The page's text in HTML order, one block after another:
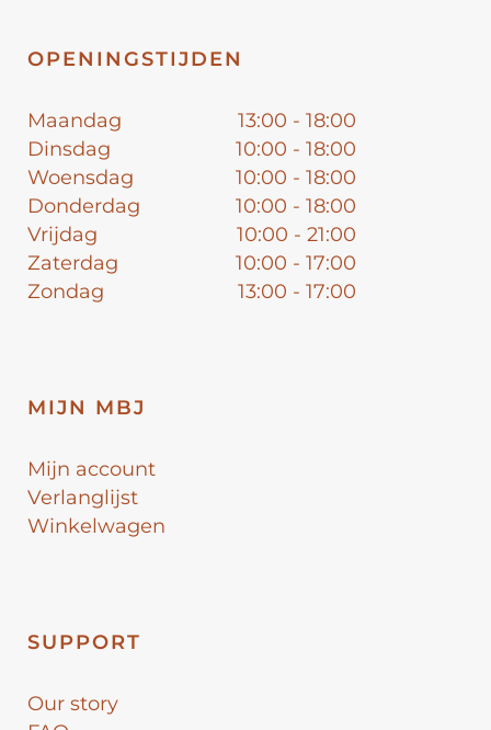
OPENINGSTIJDEN
Maandag
13:00 - 18:00
Dinsdag
10:00 - 18:00
Woensdag
10:00 - 18:00
Donderdag
10:00 - 18:00
Vrijdag
10:00 - 21:00
Zaterdag
10:00 - 17:00
Zondag
13:00 - 17:00
MIJN MBJ
Mijn account
Verlanglijst
Winkelwagen
SUPPORT
Our story